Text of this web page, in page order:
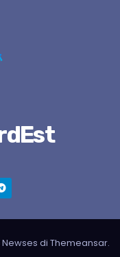
Newses di Themeansar.